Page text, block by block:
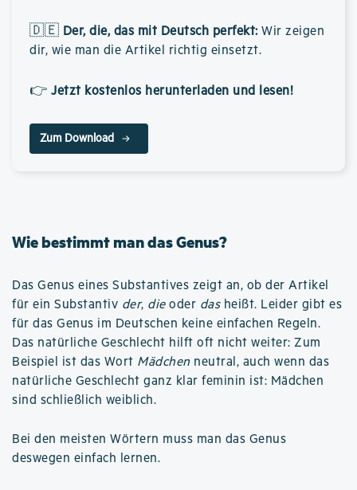
🇩🇪 Der, die, das mit Deutsch perfekt: Wir zeigen
dir, wie man die Artikel richtig einsetzt.
👉 Jetzt kostenlos herunterladen und lesen!
Zum Download
Wie bestimmt man das Genus?
Das Genus eines Substantives zeigt an, ob der Artikel
für ein Substantiv der, dieoder dasheißt. Leider gibt es
für das Genus im Deutschen keine einfachen Regeln.
Das natürliche Geschlecht hilft oft nicht weiter: Zum
Beispiel ist das Wort Mädchen neutral, auch wenn das
natürliche Geschlecht ganz klar feminin ist: Mädchen
sind schließlich weiblich.
Bei den meisten Wörtern muss man das Genus
deswegen einfach lernen.